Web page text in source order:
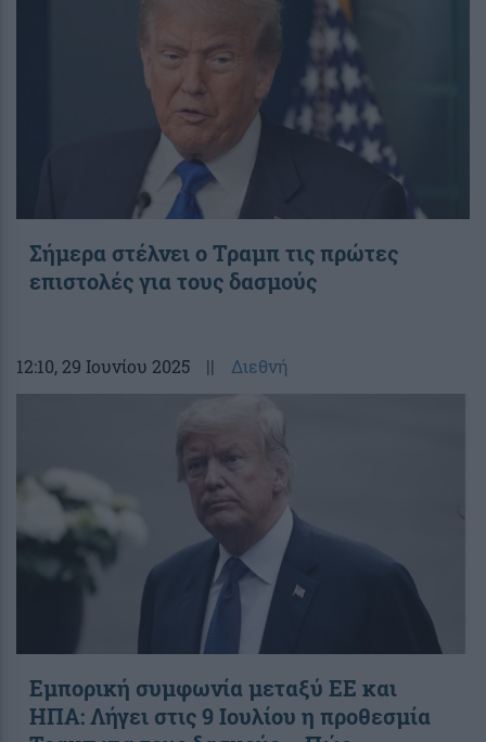
Σήμερα στέλνει ο Τραμπ τις πρώτες
επιστολές για τους δασμούς
12:10, 29 Ιουνίου 2025 || Διεθνή
Εμπορική συμφωνία μεταξύ ΕΕ και
ΗΠΑ: Λήγει στις 9 Ιουλίου η προθεσμία